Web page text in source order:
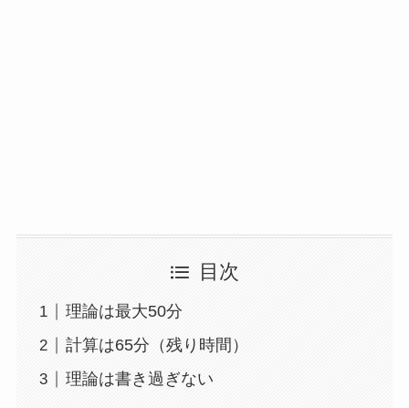
目次
理論は最大50分
計算は65分（残り時間）
理論は書き過ぎない